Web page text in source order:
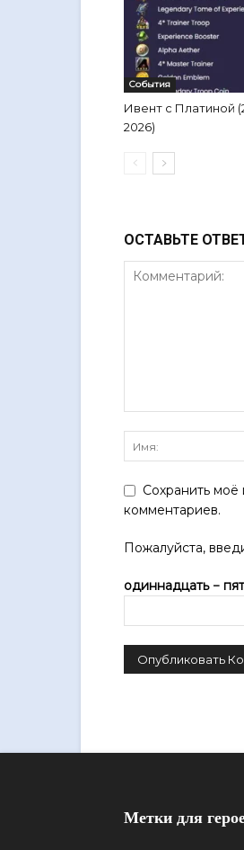
События
Ивент с Платиной
2026)
ОСТАВЬТЕ
Сохранить
комментариев.
Пожалуйста,
одиннадцать −
Метки для